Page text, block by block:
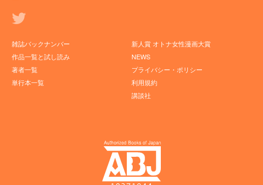
雑誌バックナンバー
作品一覧と試し読み
著者一覧
単行本一覧
新人賞 オトナ女性漫画大賞
NEWS
プライバシー・ポリシー
利用規約
講談社